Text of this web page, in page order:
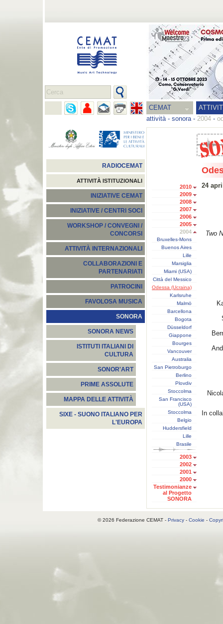
CEMAT
attività- sonora- 2004 -
RADIOCEMAT
ATTIVITÀ ISTITUZIONALI
INIZIATIVE CEMAT
INIZIATIVE / CENTRI SOCI
WORKSHOP / CONVEGNI /
CONCORSI
ATTIVITÀ INTERNAZIONALI
COLLABORAZIONI E
PARTENARIATI
PATROCINI
FAVOLOSA MUSICA
SONORA
SONORA NEWS
ISTITUTI ITALIANI DI
CULTURA
SONOR'ART
PRIME ASSOLUTE
MAPPA DELLE ATTIVITÀ
SIXE - SUONO ITALIANO PER
L'EUROPA
2010
2009
2008
2007
2006
2005
2004
Bruxelles-Mons
Buenos Aires
Lille
Marsiglia
Miami (USA)
Città del Messico
Odessa (Ucraina)
Karlsruhe
Malmö
Barcellona
Bogota
Düsseldorf
Giappone
Bourges
Vancouver
Australia
San Pietroburgo
Berlino
Plovdiv
Stoccolma
San Francisco
(USA)
Stoccolma
Belgio
Huddersfield
Lille
Brasile
2003
2002
2001
2000
Testimonianze
al Progetto
SONORA
24
Two
In
© 2026 Federazione CEMAT - Privacy- Cookie -